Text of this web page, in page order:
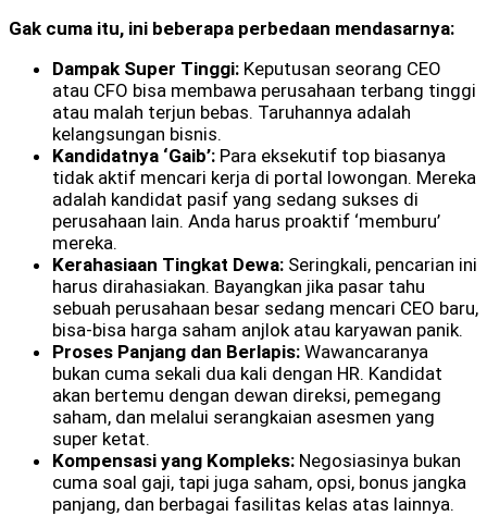
Gak cuma itu, ini beberapa perbedaan mendasarnya:
Dampak Super Tinggi: Keputusan seorang CEO
atau CFO bisa membawa perusahaan terbang tinggi
atau malah terjun bebas. Taruhannya adalah
kelangsungan bisnis.
Kandidatnya ‘Gaib’: Para eksekutif top biasanya
tidak aktif mencari kerja di portal lowongan. Mereka
adalah kandidat pasif yang sedang sukses di
perusahaan lain. Anda harus proaktif ‘memburu’
mereka.
Kerahasiaan Tingkat Dewa: Seringkali, pencarian ini
harus dirahasiakan. Bayangkan jika pasar tahu
sebuah perusahaan besar sedang mencari CEO baru,
bisa-bisa harga saham anjlok atau karyawan panik.
Proses Panjang dan Berlapis: Wawancaranya
bukan cuma sekali dua kali dengan HR. Kandidat
akan bertemu dengan dewan direksi, pemegang
saham, dan melalui serangkaian asesmen yang
super ketat.
Kompensasi yang Kompleks: Negosiasinya bukan
cuma soal gaji, tapi juga saham, opsi, bonus jangka
panjang, dan berbagai fasilitas kelas atas lainnya.